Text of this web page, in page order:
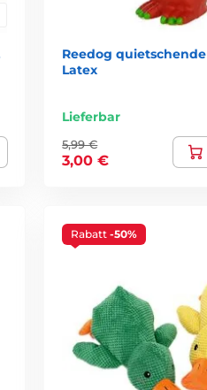
Reedog
Latex
Lieferbar
5,99 €
3,00 €
Rabatt-50%